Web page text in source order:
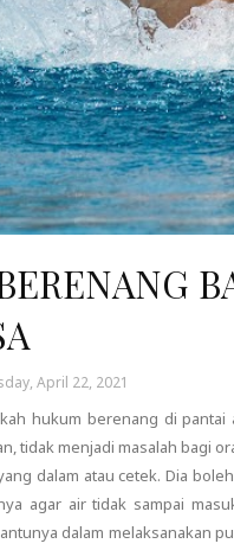
April 22, 2021
hukum berenang di pantai
tidak menjadi masalah bagi
dalam atau cetek. Dia
agar air tidak sampai
dalam melaksanakan